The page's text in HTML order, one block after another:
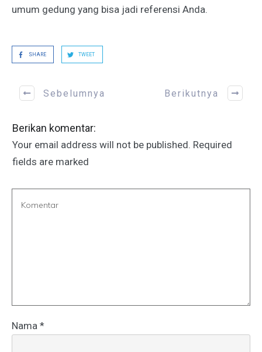
umum gedung yang bisa jadi referensi Anda.
SHARE TWEET
Sebelumnya Berikutnya
Berikan komentar:
Your email address will not be published. Required
fields are marked
Nama *